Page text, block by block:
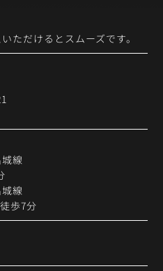
ただけるとスムーズです。
線
線
歩7分